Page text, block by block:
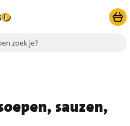
sauzen,